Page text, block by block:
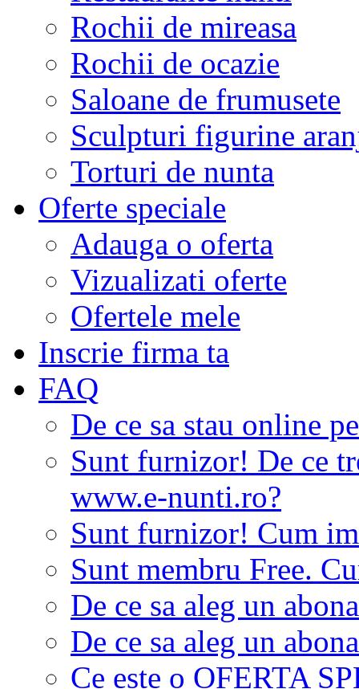
Rochii de mireasa
Rochii de ocazie
Saloane de frumusete
Sculpturi figurine
Torturi de nunta
Oferte speciale
Adauga o oferta
Vizualizati oferte
Ofertele mele
Inscrie firma ta
FAQ
De ce sa stau online
Sunt furnizor! De ce
www.e-nunti.ro?
Sunt furnizor! Cum
Sunt membru Free.
De ce sa aleg un
De ce sa aleg un
Ce este o OFERTA